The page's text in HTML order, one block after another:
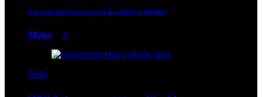
Care este frecvența corectă de spălare a părului?
Mona 0
Nails